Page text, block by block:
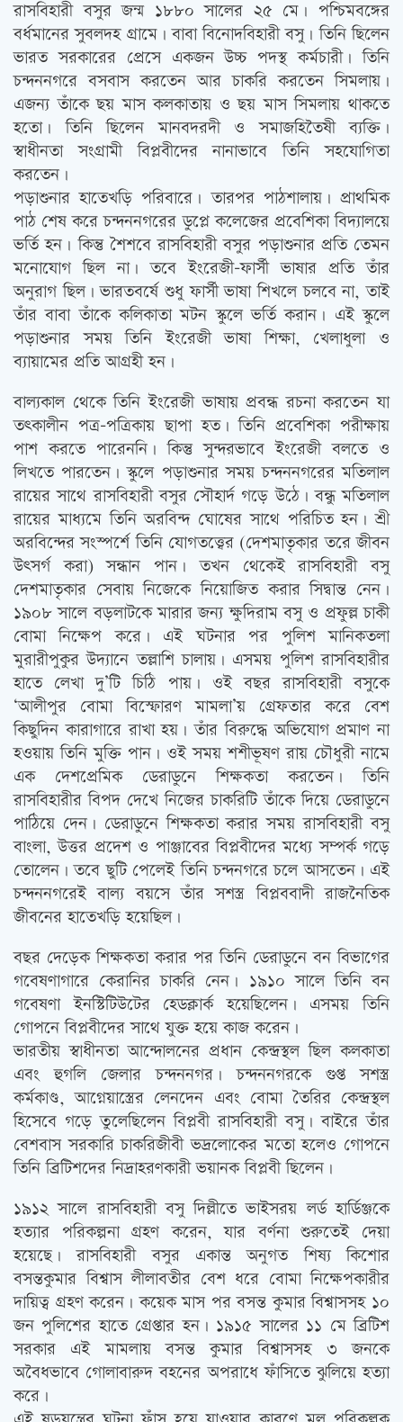
রাসবিহারী বসুর জন্ম ১৮৮০ সালের ২৫ মে। পশ্চিমবঙ্গের
বর্ধমানের সুবলদহ গ্রামে। বাবা বিনোদবিহারী বসু। তিনি ছিলেন
ভারত সরকারের প্রেসে একজন উচ্চ পদস্থ কর্মচারী। তিনি
চন্দননগরে বসবাস করতেন আর চাকরি করতেন সিমলায়।
এজন্য তাঁকে ছয় মাস কলকাতায় ও ছয় মাস সিমলায় থাকতে
হতো। তিনি ছিলেন মানবদরদী ও সমাজহিতৈষী ব্যক্তি।
স্বাধীনতা সংগ্রামী বিপ্লবীদের নানাভাবে তিনি সহযোগিতা
করতেন।
পড়াশুনার হাতেখড়ি পরিবারে। তারপর পাঠশালায়। প্রাথমিক
পাঠ শেষ করে চন্দননগরের ডুপ্লে কলেজের প্রবেশিকা বিদ্যালয়ে
ভর্তি হন। কিন্তু শৈশবে রাসবিহারী বসুর পড়াশুনার প্রতি তেমন
মনোযোগ ছিল না। তবে ইংরেজী-ফার্সী ভাষার প্রতি তাঁর
অনুরাগ ছিল। ভারতবর্ষে শুধু ফার্সী ভাষা শিখলে চলবে না, তাই
তাঁর বাবা তাঁকে কলিকাতা মটন স্কুলে ভর্তি করান। এই স্কুলে
পড়াশুনার সময় তিনি ইংরেজী ভাষা শিক্ষা, খেলাধুলা ও
ব্যায়ামের প্রতি আগ্রহী হন।
বাল্যকাল থেকে তিনি ইংরেজী ভাষায় প্রবন্ধ রচনা করতেন যা
তৎকালীন পত্র-পত্রিকায় ছাপা হত। তিনি প্রবেশিকা পরীক্ষায়
পাশ করতে পারেননি। কিন্তু সুন্দরভাবে ইংরেজী বলতে ও
লিখতে পারতেন। স্কুলে পড়াশুনার সময় চন্দননগরের মতিলাল
রায়ের সাথে রাসবিহারী বসুর সৌহার্দ গড়ে উঠে। বন্ধু মতিলাল
রায়ের মাধ্যমে তিনি অরবিন্দ ঘোষের সাথে পরিচিত হন। শ্রী
অরবিন্দের সংস্পর্শে তিনি যোগতত্ত্বের (দেশমাতৃকার তরে জীবন
উৎসর্গ করা) সন্ধান পান। তখন থেকেই রাসবিহারী বসু
দেশমাতৃকার সেবায় নিজেকে নিয়োজিত করার সিদ্বান্ত নেন।
১৯০৮ সালে বড়লাটকে মারার জন্য ক্ষুদিরাম বসু ও প্রফুল্ল চাকী
বোমা নিক্ষেপ করে। এই ঘটনার পর পুলিশ মানিকতলা
মুরারীপুকুর উদ্যানে তল্লাশি চালায়। এসময় পুলিশ রাসবিহারীর
হাতে লেখা দু’টি চিঠি পায়। ওই বছর রাসবিহারী বসুকে
‘আলীপুর বোমা বিস্ফোরণ মামলা’য় গ্রেফতার করে বেশ
কিছুদিন কারাগারে রাখা হয়। তাঁর বিরুদ্ধে অভিযোগ প্রমাণ না
হওয়ায় তিনি মুক্তি পান। ওই সময় শশীভূষণ রায় চৌধুরী নামে
এক দেশপ্রেমিক ডেরাডুনে শিক্ষকতা করতেন। তিনি
রাসবিহারীর বিপদ দেখে নিজের চাকরিটি তাঁকে দিয়ে ডেরাডুনে
পাঠিয়ে দেন। ডেরাডুনে শিক্ষকতা করার সময় রাসবিহারী বসু
বাংলা, উত্তর প্রদেশ ও পাঞ্জাবের বিপ্লবীদের মধ্যে সম্পর্ক গড়ে
তোলেন। তবে ছুটি পেলেই তিনি চন্দনগরে চলে আসতেন। এই
চন্দননগরেই বাল্য বয়সে তাঁর সশস্ত্র বিপ্লববাদী রাজনৈতিক
জীবনের হাতেখড়ি হয়েছিল।
বছর দেড়েক শিক্ষকতা করার পর তিনি ডেরাডুনে বন বিভাগের
গবেষণাগারে কেরানির চাকরি নেন। ১৯১০ সালে তিনি বন
গবেষণা ইনস্টিটিউটের হেডক্লার্ক হয়েছিলেন। এসময় তিনি
গোপনে বিপ্লবীদের সাথে যুক্ত হয়ে কাজ করেন।
ভারতীয় স্বাধীনতা আন্দোলনের প্রধান কেন্দ্রস্থল ছিল কলকাতা
এবং হুগলি জেলার চন্দননগর। চন্দননগরকে গুপ্ত সশস্ত্র
কর্মকাণ্ড, আগ্নেয়াস্ত্রের লেনদেন এবং বোমা তৈরির কেন্দ্রস্থল
হিসেবে গড়ে তুলেছিলেন বিপ্লবী রাসবিহারী বসু। বাইরে তাঁর
বেশবাস সরকারি চাকরিজীবী ভদ্রলোকের মতো হলেও গোপনে
তিনি ব্রিটিশদের নিদ্রাহরণকারী ভয়ানক বিপ্লবী ছিলেন।
১৯১২ সালে রাসবিহারী বসু দিল্লীতে ভাইসরয় লর্ড হার্ডিঞ্জকে
হত্যার পরিকল্পনা গ্রহণ করেন, যার বর্ণনা শুরুতেই দেয়া
হয়েছে। রাসবিহারী বসুর একান্ত অনুগত শিষ্য কিশোর
বসন্তকুমার বিশ্বাস লীলাবতীর বেশ ধরে বোমা নিক্ষেপকারীর
দায়িত্ব গ্রহণ করেন। কয়েক মাস পর বসন্ত কুমার বিশ্বাসসহ ১০
জন পুলিশের হাতে গ্রেপ্তার হন। ১৯১৫ সালের ১১ মে ব্রিটিশ
সরকার এই মামলায় বসন্ত কুমার বিশ্বাসসহ ৩ জনকে
অবৈধভাবে গোলাবারুদ বহনের অপরাধে ফাঁসিতে ঝুলিয়ে হত্যা
করে।